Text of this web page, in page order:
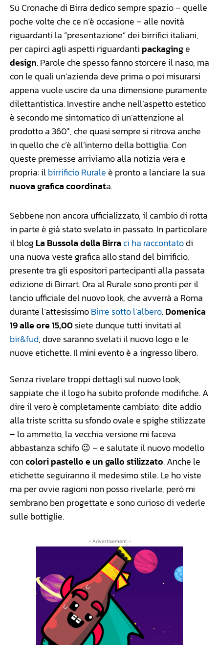
Su Cronache di Birra dedico sempre spazio – quelle
poche volte che ce n’è occasione – alle novità
riguardanti la “presentazione” dei birrifici italiani,
per capirci agli aspetti riguardanti packaginge
design. Parole che spesso fanno storcere il naso, ma
con le quali un’azienda deve prima o poi misurarsi
appena vuole uscire da una dimensione puramente
dilettantistica. Investire anche nell’aspetto estetico
è secondo me sintomatico di un’attenzione al
prodotto a 360°, che quasi sempre si ritrova anche
in quello che c’è all’interno della bottiglia. Con
queste premesse arriviamo alla notizia vera e
propria: ilbirrificio Rurale è pronto a lanciare la sua
nuova grafica coordinata.
Sebbene non ancora ufficializzato, il cambio di rotta
in parte è già stato svelato in passato. In particolare
il blogLa Bussola della Birra ci ha raccontatodi
una nuova veste grafica allo stand del birrificio,
presente tra gli espositori partecipanti alla passata
edizione di Birrart. Ora al Rurale sono pronti per il
lancio ufficiale del nuovo look, che avverrà a Roma
durante l’attesissimoBirre sotto l’albero.Domenica
19 alle ore 15,00siete dunque tutti invitati al
bir&fud, dove saranno svelati il nuovo logo e le
nuove etichette. Il mini evento è a ingresso libero.
Senza rivelare troppi dettagli sul nuovo look,
sappiate che il logo ha subito profonde modifiche. A
dire il vero è completamente cambiato: dite addio
alla triste scritta su sfondo ovale e spighe stilizzate
– lo ammetto, la vecchia versione mi faceva
abbastanza schifo 😉 – e salutate il nuovo modello
concolori pastello e un gallo stilizzato. Anche le
etichette seguiranno il medesimo stile. Le ho viste
ma per ovvie ragioni non posso rivelarle, però mi
sembrano ben progettate e sono curioso di vederle
sulle bottiglie.
- Advertisement -